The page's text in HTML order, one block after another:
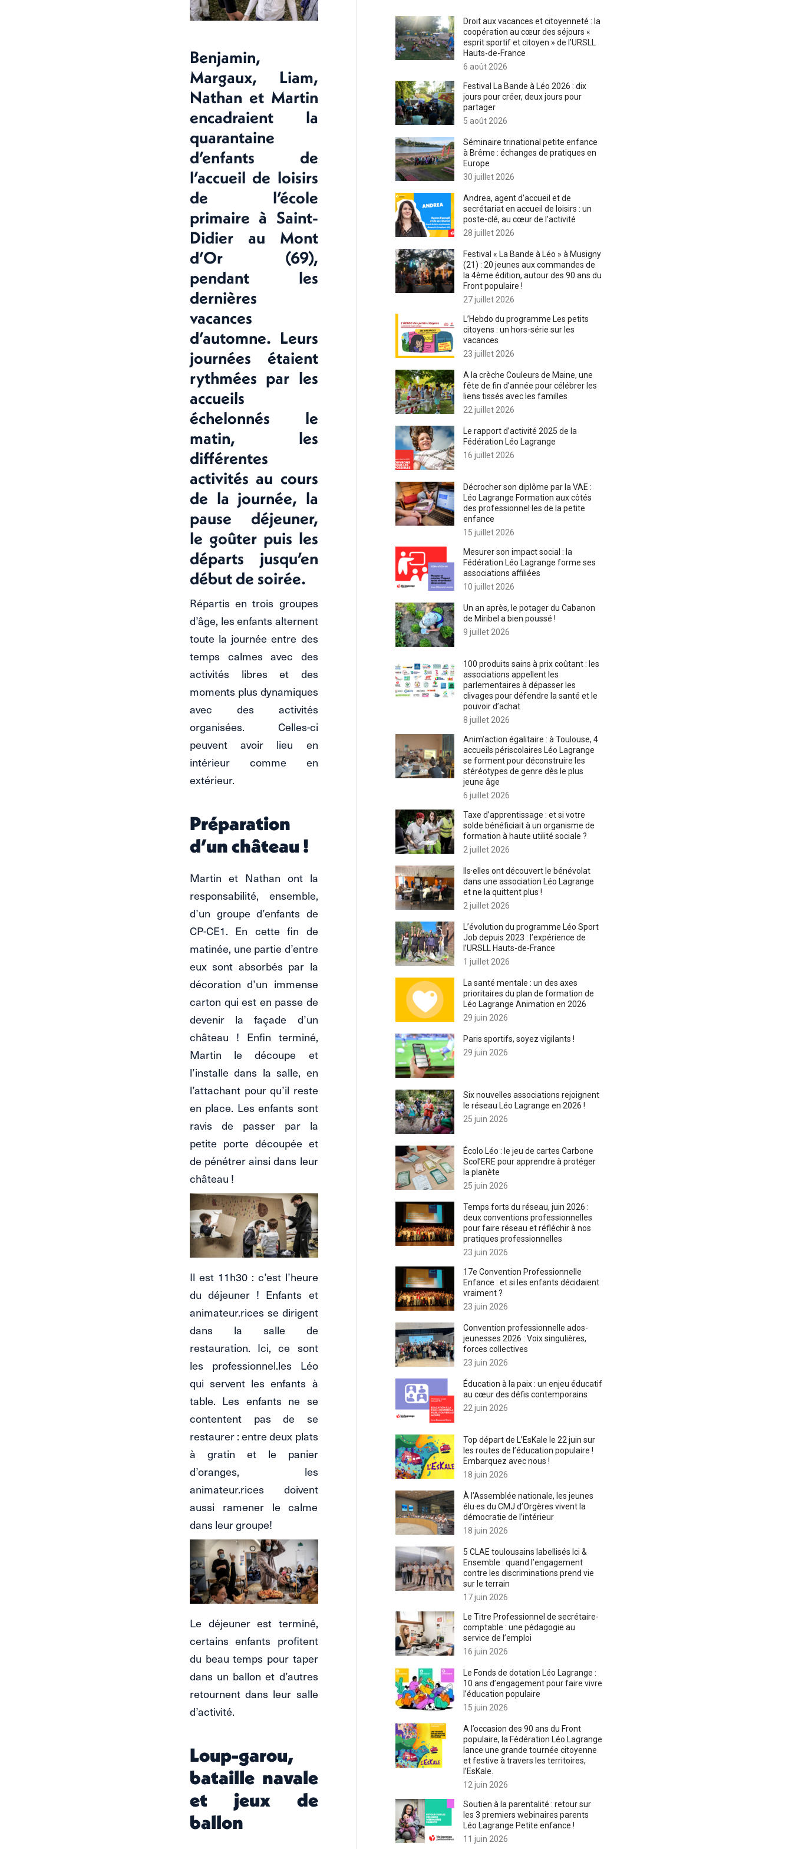
Benjamin,
Margaux, Liam,
Nathan et Martin
encadraient la
quarantaine
d’enfants de
l’accueil de loisirs
de l’école
primaire à Saint-
Didier au Mont
d’Or (69),
pendant les
dernières
vacances
d’automne. Leurs
journées étaient
rythmées par les
accueils
échelonnés le
matin, les
différentes
activités au cours
de la journée, la
pause déjeuner,
le goûter puis les
départs jusqu’en
début de soirée.
Répartis en trois groupes
d’âge, les enfants alternent
toute la journée entre des
temps calmes avec des
activités libres et des
moments plus dynamiques
avec des activités
organisées. Celles-ci
peuvent avoir lieu en
intérieur comme en
extérieur.
Préparation
d’un château !
Martin et Nathan ont la
responsabilité, ensemble,
d’un groupe d’enfants de
CP-CE1. En cette fin de
matinée, une partie d’entre
eux sont absorbés par la
décoration d’un immense
carton qui est en passe de
devenir la façade d’un
château ! Enfin terminé,
Martin le découpe et
l’installe dans la salle, en
l’attachant pour qu’il reste
en place. Les enfants sont
ravis de passer par la
petite porte découpée et
de pénétrer ainsi dans leur
château !
Il est 11h30 : c’est l’heure
du déjeuner ! Enfants et
animateur.rices se dirigent
dans la salle de
restauration. Ici, ce sont
les professionnel.les Léo
qui servent les enfants à
table. Les enfants ne se
contentent pas de se
restaurer : entre deux plats
à gratin et le panier
d’oranges, les
animateur.rices doivent
aussi ramener le calme
dans leur groupe!
Le déjeuner est terminé,
certains enfants profitent
du beau temps pour taper
dans un ballon et d’autres
retournent dans leur salle
d’activité.
Loup-garou,
bataille navale
et jeux de
ballon
Droit aux vacances et citoyenneté : la
coopération au cœur des séjours «
esprit sportif et citoyen » de l’URSLL
Hauts-de-France
6 août 2026
Festival La Bande à Léo 2026 : dix
jours pour créer, deux jours pour
partager
5 août 2026
Séminaire trinational petite enfance
à Brême : échanges de pratiques en
Europe
30 juillet 2026
Andrea, agent d’accueil et de
secrétariat en accueil de loisirs : un
poste-clé, au cœur de l’activité
28 juillet 2026
Festival « La Bande à Léo » à Musigny
(21) : 20 jeunes aux commandes de
la 4ème édition, autour des 90 ans du
Front populaire !
27 juillet 2026
L’Hebdo du programme Les petits
citoyens : un hors-série sur les
vacances
23 juillet 2026
A la crèche Couleurs de Maine, une
fête de fin d’année pour célébrer les
liens tissés avec les familles
22 juillet 2026
Le rapport d’activité 2025 de la
Fédération Léo Lagrange
16 juillet 2026
Décrocher son diplôme par la VAE :
Léo Lagrange Formation aux côtés
des professionnel·les de la petite
enfance
15 juillet 2026
Mesurer son impact social : la
Fédération Léo Lagrange forme ses
associations affiliées
10 juillet 2026
Un an après, le potager du Cabanon
de Miribel a bien poussé !
9 juillet 2026
100 produits sains à prix coûtant : les
associations appellent les
parlementaires à dépasser les
clivages pour défendre la santé et le
pouvoir d’achat
8 juillet 2026
Anim’action égalitaire : à Toulouse, 4
accueils périscolaires Léo Lagrange
se forment pour déconstruire les
stéréotypes de genre dès le plus
jeune âge
6 juillet 2026
Taxe d’apprentissage : et si votre
solde bénéficiait à un organisme de
formation à haute utilité sociale ?
2 juillet 2026
Ils·elles ont découvert le bénévolat
dans une association Léo Lagrange
et ne la quittent plus !
2 juillet 2026
L’évolution du programme Léo Sport
Job depuis 2023 : l’expérience de
l’URSLL Hauts-de-France
1 juillet 2026
La santé mentale : un des axes
prioritaires du plan de formation de
Léo Lagrange Animation en 2026
29 juin 2026
Paris sportifs, soyez vigilants !
29 juin 2026
Six nouvelles associations rejoignent
le réseau Léo Lagrange en 2026 !
25 juin 2026
Écolo Léo : le jeu de cartes Carbone
Scol’ERE pour apprendre à protéger
la planète
25 juin 2026
Temps forts du réseau, juin 2026 :
deux conventions professionnelles
pour faire réseau et réfléchir à nos
pratiques professionnelles
23 juin 2026
17e Convention Professionnelle
Enfance : et si les enfants décidaient
vraiment ?
23 juin 2026
Convention professionnelle ados-
jeunesses 2026 : Voix singulières,
forces collectives
23 juin 2026
Éducation à la paix : un enjeu éducatif
au cœur des défis contemporains
22 juin 2026
Top départ de L’EsKale le 22 juin sur
les routes de l’éducation populaire !
Embarquez avec nous !
18 juin 2026
À l’Assemblée nationale, les jeunes
élu·es du CMJ d’Orgères vivent la
démocratie de l’intérieur
18 juin 2026
5 CLAE toulousains labellisés Ici &
Ensemble : quand l’engagement
contre les discriminations prend vie
sur le terrain
17 juin 2026
Le Titre Professionnel de secrétaire-
comptable : une pédagogie au
service de l’emploi
16 juin 2026
Le Fonds de dotation Léo Lagrange :
10 ans d’engagement pour faire vivre
l’éducation populaire
15 juin 2026
A l’occasion des 90 ans du Front
populaire, la Fédération Léo Lagrange
lance une grande tournée citoyenne
et festive à travers les territoires,
l’EsKale.
12 juin 2026
Soutien à la parentalité : retour sur
les 3 premiers webinaires parents
Léo Lagrange Petite enfance !
11 juin 2026